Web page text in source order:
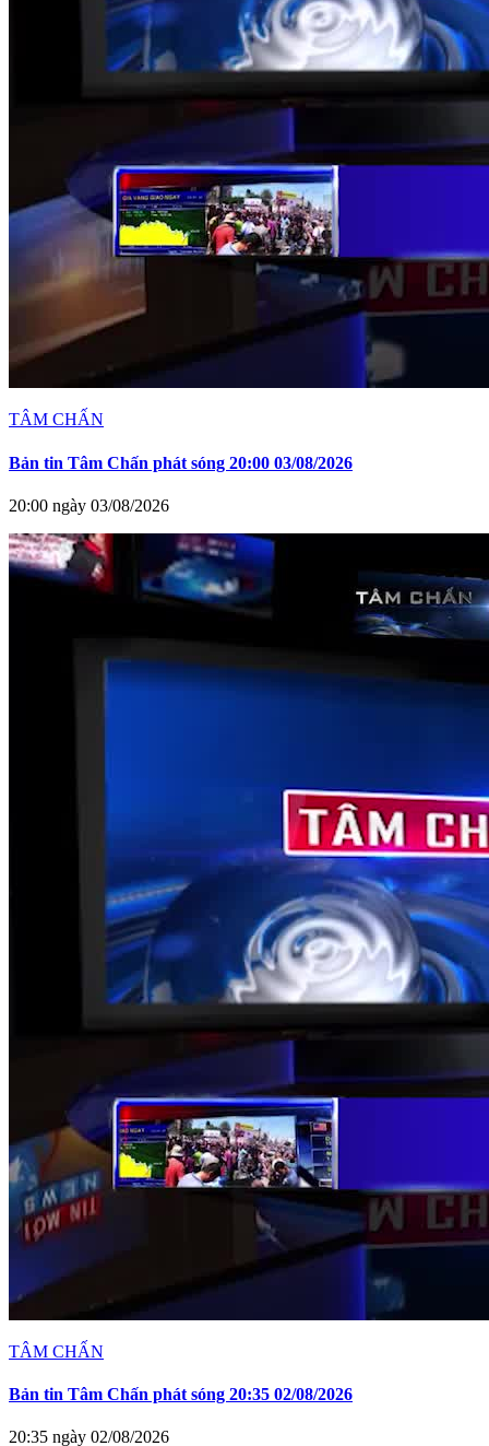
TÂM CHẤN
Bản tin Tâm Chấn phát sóng 20:00 03/08/2026
20:00 ngày 03/08/2026
TÂM CHẤN
Bản tin Tâm Chấn phát sóng 20:35 02/08/2026
20:35 ngày 02/08/2026